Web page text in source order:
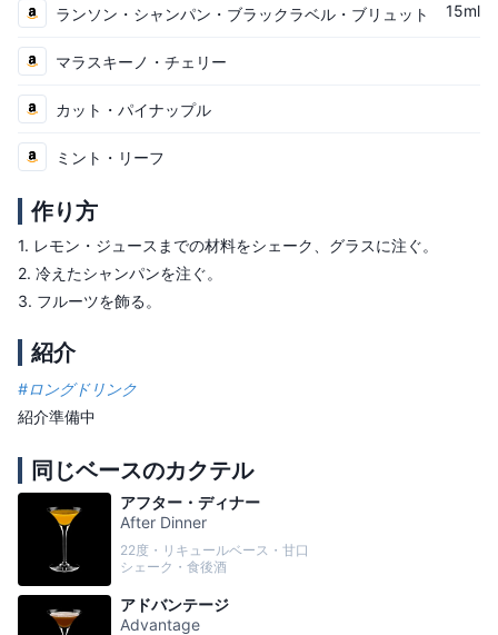
ランソン・シャンパン・ブラックラベル・ブリュット 15ml
マラスキーノ・チェリー
カット・パイナップル
ミント・リーフ
作り方
1. レモン・ジュースまでの材料をシェーク、グラスに注ぐ。
2. 冷えたシャンパンを注ぐ。
3. フルーツを飾る。
紹介
#ロングドリンク
紹介準備中
同じベースのカクテル
アフター・ディナー
After Dinner
22度・リキュールベース・甘口
シェーク・食後酒
アドバンテージ
Advantage